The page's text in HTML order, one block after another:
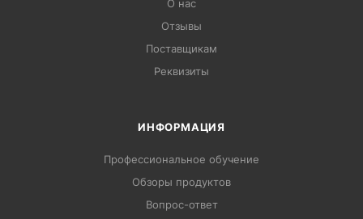
О нас
Отзывы
Поставщикам
Реквизиты
ИНФОРМАЦИЯ
Профессиональное обучение
Обзоры продуктов
Вопрос-ответ